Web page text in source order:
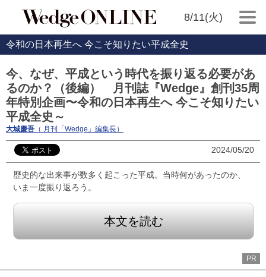
8/11(火)
令和の日本再生へ 今こそ知りたい平成全史
今、なぜ、平成という時代を振り返る必要があ
るのか？（後編） 月刊誌『Wedge』創刊35周
年特別企画〜令和の日本再生へ 今こそ知りたい
平成全史～
大城慶吾 （ 月刊「Wedge」編集長）
2024/05/20
歴史的な出来事が数多く起こった平成。当時何があったのか、
いま一度振り返ろう。
本文を読む
PR